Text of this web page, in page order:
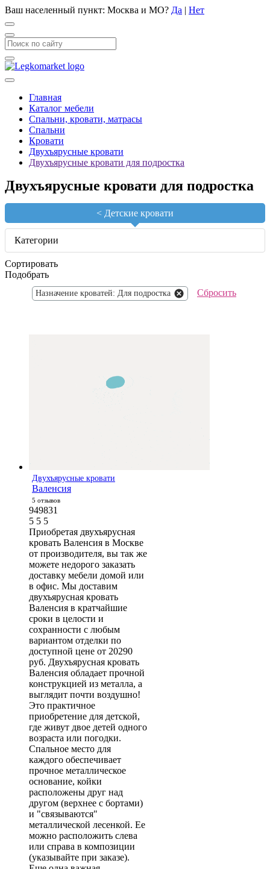
Ваш населенный пункт: Москва и МО? Да | Нет
Главная
Каталог мебели
Спальни, кровати, матрасы
Спальни
Кровати
Двухъярусные кровати
Двухъярусные кровати для подростка
Двухъярусные кровати для подростка
< Детские кровати
Категории
Сортировать
Подобрать
Назначение кроватей: Для подростка Сбросить
Двухъярусные кровати
Валенсия
5 отзывов
949831
5 5 5
Приобретая двухъярусная
кровать Валенсия в Москве
от производителя, вы так же
можете недорого заказать
доставку мебели домой или
в офис. Мы доставим
двухъярусная кровать
Валенсия в кратчайшие
сроки в целости и
сохранности с любым
вариантом отделки по
доступной цене от 20290
руб. Двухъярусная кровать
Валенсия обладает прочной
конструкцией из металла, а
выглядит почти воздушно!
Это практичное
приобретение для детской,
где живут двое детей одного
возраста или погодки.
Спальное место для
каждого обеспечивает
прочное металлическое
основание, койки
расположены друг над
другом (верхнее с бортами)
и "связываются"
металлической лесенкой. Ее
можно расположить слева
или справа в композиции
(указывайте при заказе).